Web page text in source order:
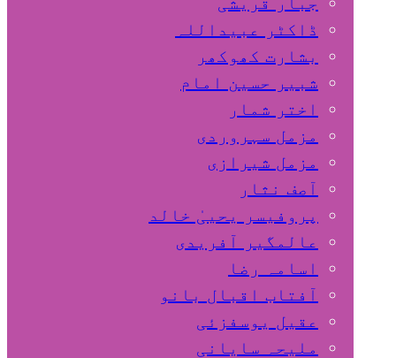
ڈاکٹر عبیداللہ
بشارت کھوکھر
شبیر حسین امام
اختر شمار
مزمل سہروردی
مزمل شیرازی
آصف نثار
پروفیسر یحییٰ خالد
عالمگیر آفریدی
اسامہ رضا
آفتاب اقبال بانو
عقیل یوسفزئی
ملیحہ سایانی